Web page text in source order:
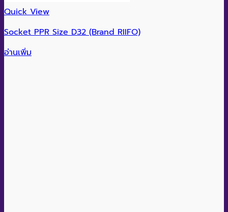
Quick View
Socket PPR Size D32 (Brand RIIFO)
อ่านเพิ่ม